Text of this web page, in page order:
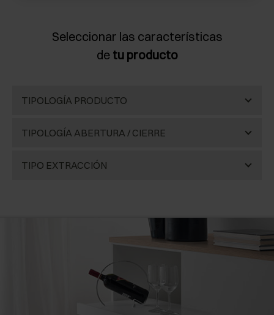
Seleccionar las características
detu producto
TIPOLOGÍA PRODUCTO
Estante extraible(4)
TIPOLOGÍA ABERTURA / CIERRE
Abertura Push(2)
TIPO EXTRACCIÓN